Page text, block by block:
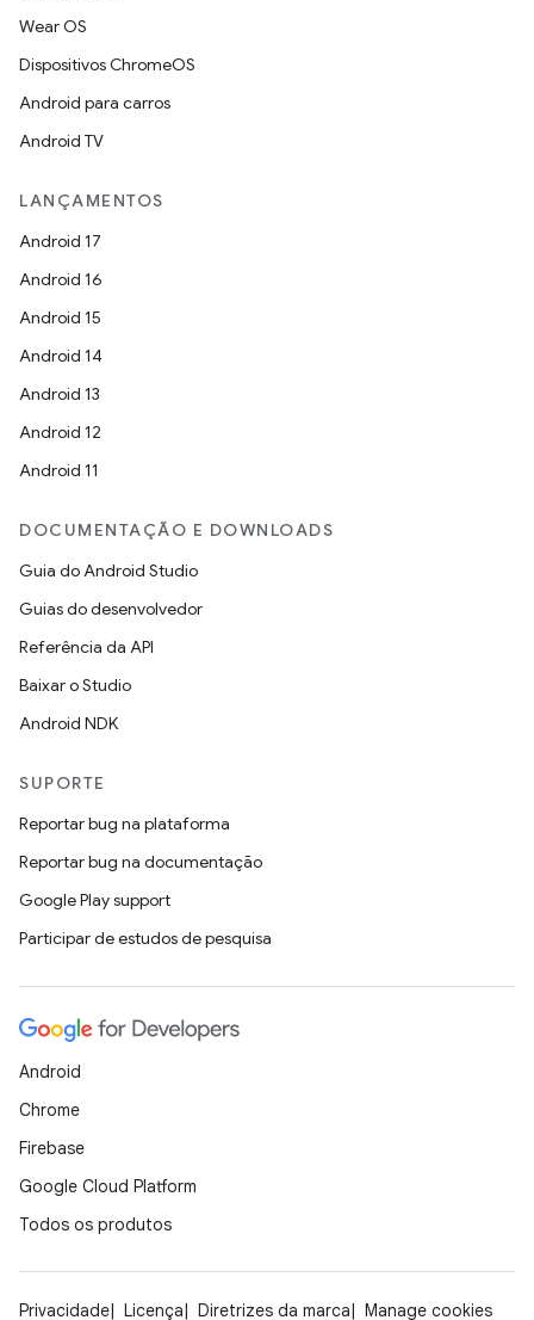
Wear OS
Dispositivos ChromeOS
Android para carros
Android TV
LANÇAMENTOS
Android 17
Android 16
Android 15
Android 14
Android 13
Android 12
Android 11
DOCUMENTAÇÃO E DOWNLOADS
Guia do Android Studio
Guias do desenvolvedor
Referência da API
Baixar o Studio
Android NDK
SUPORTE
Reportar bug na plataforma
Reportar bug na documentação
Google Play support
Participar de estudos de pesquisa
Android
Chrome
Firebase
Google Cloud Platform
Todos os produtos
Privacidade Licença Diretrizes da marca Manage cookies